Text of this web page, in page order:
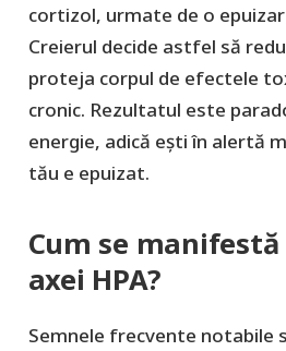
cortizol, urmate de o
Creierul decide astfel să
proteja corpul de efectele
cronic. Rezultatul este
energie, adică ești în alertă
tău e epuizat.
Cum se
axei HPA?
Semnele frecvente notabile